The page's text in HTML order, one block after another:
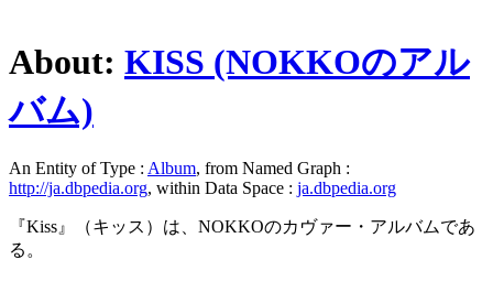
About: KISS (NOKKOのアル
バム)
An Entity of Type : Album, from Named Graph :
http://ja.dbpedia.org, within Data Space : ja.dbpedia.org
『Kiss』（キッス）は、NOKKOのカヴァー・アルバムであ
る。